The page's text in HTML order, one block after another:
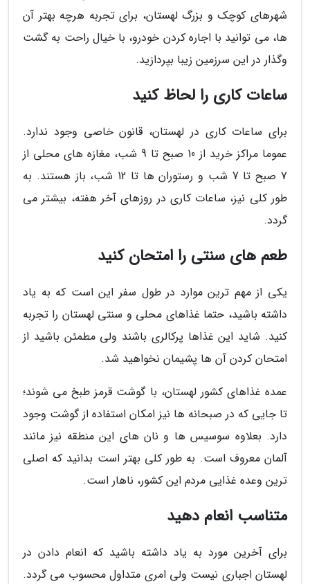
شهرهای کوچک و بزرگ لهستان، برای تجربه هرچه بهتر آن
ها، می توانید با اجاره کردن خودرو، با خیال راحت به گشت
وگذار در این سرزمین زیبا بپردازید.
ساعات کاری را لحاظ کنید
برای ساعات کاری در لهستان، قانون خاصی وجود ندارد.
عموما مراکز خرید از 10 صبح تا 9 شب، مغازه های محلی از
7 صبح تا 7 شب و رستوران ها تا 12 شب، باز هستند. به
طور کلی نیز، ساعات کاری در روزهای آخر هفته، بیشتر می
گردد.
طعم های سنتی را امتحان کنید
یکی از مهم ترین موارد در طول سفر این است که به یاد
داشته باشید، حتما غذاهای محلی و سنتی لهستان را تجربه
کنید. شاید این غذاها پرکالری باشند ولی مطمئن باشید از
امتحان کردن آن ها پشیمان نخواهید شد.
عمده غذاهای کشور لهستان، با گوشت قرمز طبخ می شوند؛
تا جایی که در صبحانه ها نیز امکان استفاده از گوشت وجود
دارد. بعلاوه سوسیس ها و نان های این منطقه نیز مانند
آلمان معروف است. به طور کلی بهتر است بدانید که اصلی
ترین وعده غذایی مردم این کشور، ناهار است.
متناسب انعام دهید
برای آخرین مورد به یاد داشته باشید که انعام دادن در
لهستان اجباری نیست ولی امری متداول محسوب می گردد.